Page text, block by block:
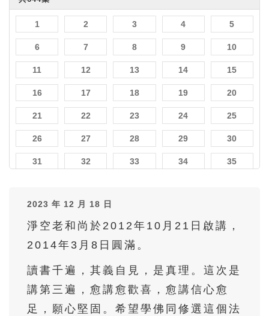
1 2 3 4 5
6 7 8 9 10
11 12 13 14 15
16 17 18 19 20
21 22 23 24 25
26 27 28 29 30
31 32 33 34 35
41 42
46 47 48 49 50
52 53
56 57 58 59 60
2023 年 12 月 18 日
淨空老和尚於2012年10月21日啟講，
2014年3月8日圓滿。
讀書千遍，其義自見，是真理。這次是
講第三遍，愈講愈歡喜，愈講信心愈
足，願心堅固。希望學佛同修選這個法